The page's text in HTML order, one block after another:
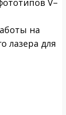
на
лазера для